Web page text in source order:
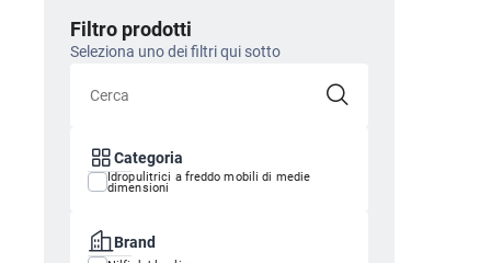
Filtro prodotti
Seleziona uno dei filtri qui sotto
Categoria
Idropulitrici a freddo mobili di medie
dimensioni
Brand